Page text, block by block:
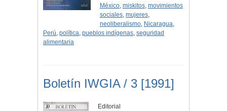
México, miskitos, movimientos
sociales, mujeres,
neoliberalismo, Nicaragua,
Perú, política, pueblos indígenas, seguridad
alimentaria
Boletín IWGIA / 3 [1991]
Editorial